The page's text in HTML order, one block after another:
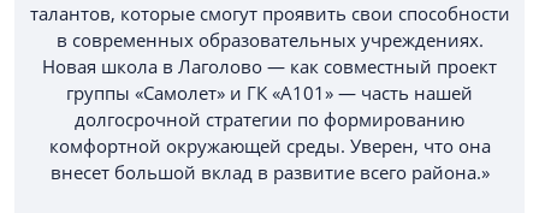
талантов, которые смогут проявить свои способности
в современных образовательных учреждениях.
Новая школа в Лаголово — как совместный проект
группы «Самолет» и ГК «А101» — часть нашей
долгосрочной стратегии по формированию
комфортной окружающей среды. Уверен, что она
внесет большой вклад в развитие всего района.»